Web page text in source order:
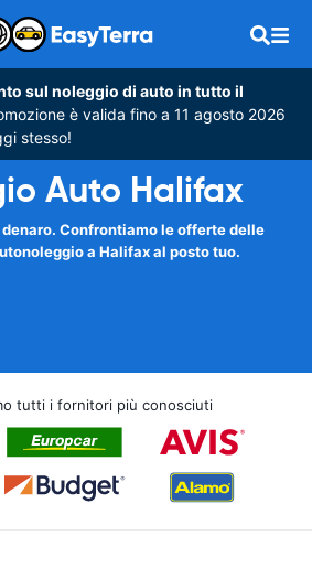
sul noleggio di auto in tutto il
è valida fino a 11 agosto 2026
stesso!
Auto Halifax
Confrontiamo le offerte delle
a Halifax al posto tuo.
tutti i fornitori più conosciuti